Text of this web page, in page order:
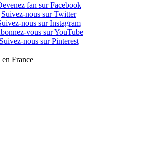
fan sur Facebook
Suivez-nous sur Twitter
nous sur Instagram
vous sur YouTube
Suivez-nous sur Pinterest
France